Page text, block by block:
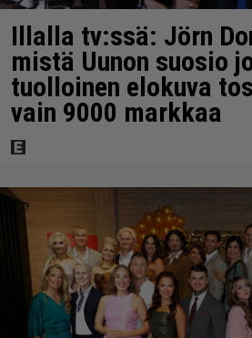
Illalla tv:ssä: Jörn
mistä Uunon suosio
tuolloinen elokuva
vain 9000 markkaa